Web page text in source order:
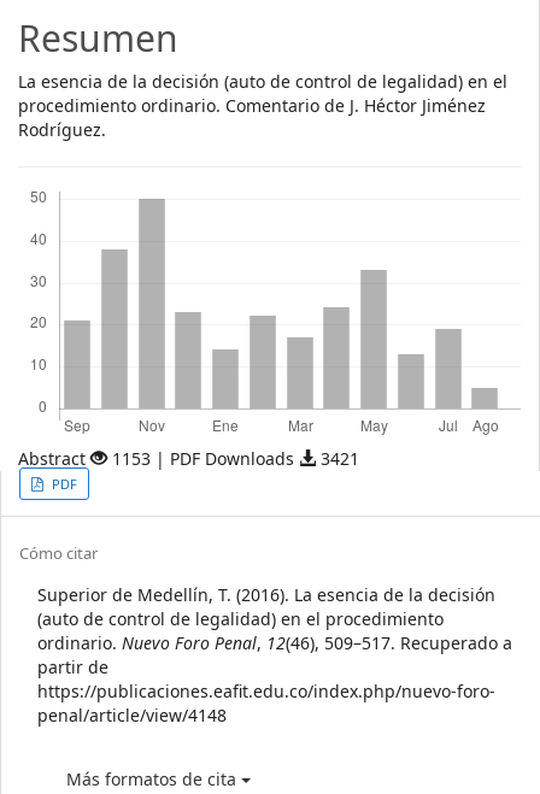
Resumen
La esencia de la decisión (auto de control de legalidad) en el
procedimiento ordinario. Comentario de J. Héctor Jiménez
Rodríguez.
Abstract 1153 | PDF Downloads 3421
Article
Sidebar
PDF
Article
Details
Cómo citar
Superior de Medellín, T. (2016). La esencia de la decisión
(auto de control de legalidad) en el procedimiento
ordinario. Nuevo Foro Penal, 12(46), 509–517. Recuperado a
partir de
https://publicaciones.eafit.edu.co/index.php/nuevo-foro-
penal/article/view/4148
Más formatos de cita